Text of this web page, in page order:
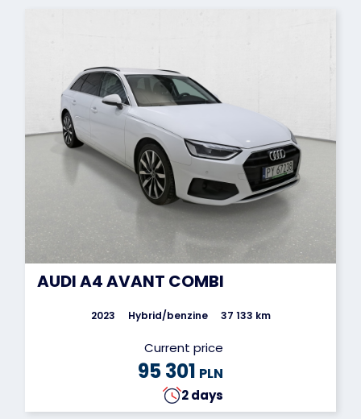
AUDI A4 AVANT COMBI
2023 Hybrid/benzine 37 133 km
Current price
95 301 PLN
2 days